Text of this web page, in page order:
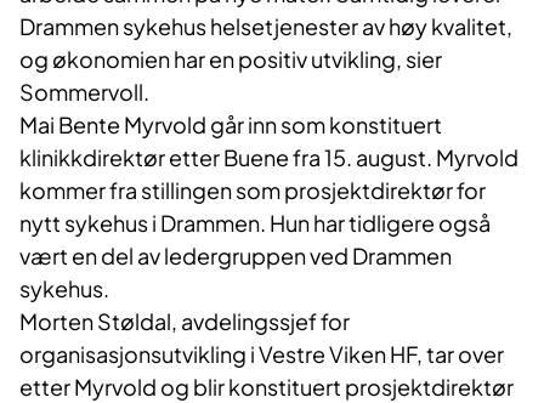
Drammen sykehus helsetjenester av høy kvalitet,
og økonomien har en positiv utvikling, sier
Sommervoll.
Mai Bente Myrvold går inn som konstituert
klinikkdirektør etter Buene fra 15. august. Myrvold
kommer fra stillingen som prosjektdirektør for
nytt sykehus i Drammen. Hun har tidligere også
vært en del av ledergruppen ved Drammen
sykehus.
Morten Støldal, avdelingssjef for
organisasjonsutvikling i Vestre Viken HF, tar over
etter Myrvold og blir konstituert prosjektdirektør